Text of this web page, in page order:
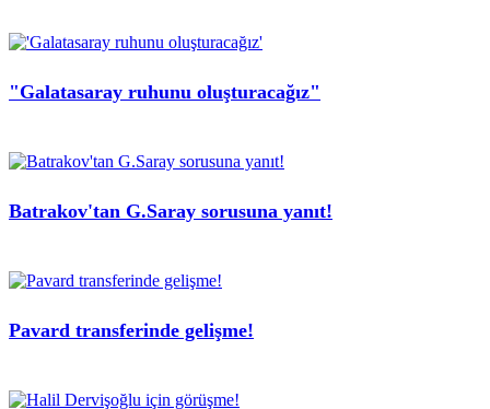
"Galatasaray ruhunu oluşturacağız"
Batrakov'tan G.Saray sorusuna yanıt!
Pavard transferinde gelişme!